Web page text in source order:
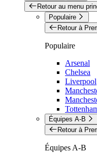
Retour au menu
Populaire
Retour à
Populaire
Arsenal
Chelsea
Liverpool
Équipes A-B
Retour à
Équipes A-B